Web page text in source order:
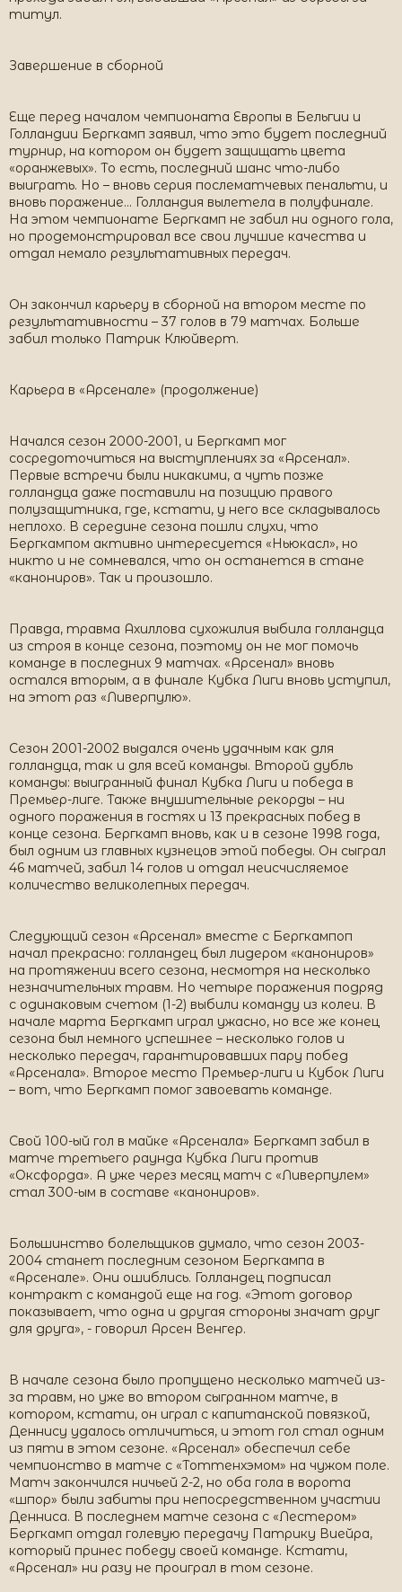
титул.
Завершение в сборной
Еще перед началом чемпионата Европы в Бельгии и
Голландии Бергкамп заявил, что это будет последний
турнир, на котором он будет защищать цвета
«оранжевых». То есть, последний шанс что-либо
выиграть. Но – вновь серия послематчевых пенальти, и
вновь поражение… Голландия вылетела в полуфинале.
На этом чемпионате Бергкамп не забил ни одного гола,
но продемонстрировал все свои лучшие качества и
отдал немало результативных передач.
Он закончил карьеру в сборной на втором месте по
результативности – 37 голов в 79 матчах. Больше
забил только Патрик Клюйверт.
Карьера в «Арсенале» (продолжение)
Начался сезон 2000-2001, и Бергкамп мог
сосредоточиться на выступлениях за «Арсенал».
Первые встречи были никакими, а чуть позже
голландца даже поставили на позицию правого
полузащитника, где, кстати, у него все складывалось
неплохо. В середине сезона пошли слухи, что
Бергкампом активно интересуется «Ньюкасл», но
никто и не сомневался, что он останется в стане
«канониров». Так и произошло.
Правда, травма Ахиллова сухожилия выбила голландца
из строя в конце сезона, поэтому он не мог помочь
команде в последних 9 матчах. «Арсенал» вновь
остался вторым, а в финале Кубка Лиги вновь уступил,
на этот раз «Ливерпулю».
Сезон 2001-2002 выдался очень удачным как для
голландца, так и для всей команды. Второй дубль
команды: выигранный финал Кубка Лиги и победа в
Премьер-лиге. Также внушительные рекорды – ни
одного поражения в гостях и 13 прекрасных побед в
конце сезона. Бергкамп вновь, как и в сезоне 1998 года,
был одним из главных кузнецов этой победы. Он сыграл
46 матчей, забил 14 голов и отдал неисчисляемое
количество великолепных передач.
Следующий сезон «Арсенал» вместе с Бергкампоп
начал прекрасно: голландец был лидером «канониров»
на протяжении всего сезона, несмотря на несколько
незначительных травм. Но четыре поражения подряд
с одинаковым счетом (1-2) выбили команду из колеи. В
начале марта Бергкамп играл ужасно, но все же конец
сезона был немного успешнее – несколько голов и
несколько передач, гарантировавших пару побед
«Арсенала». Второе место Премьер-лиги и Кубок Лиги
– вот, что Бергкамп помог завоевать команде.
Свой 100-ый гол в майке «Арсенала» Бергкамп забил в
матче третьего раунда Кубка Лиги против
«Оксфорда». А уже через месяц матч с «Ливерпулем»
стал 300-ым в составе «канониров».
Большинство болельщиков думало, что сезон 2003-
2004 станет последним сезоном Бергкампа в
«Арсенале». Они ошиблись. Голландец подписал
контракт с командой еще на год. «Этот договор
показывает, что одна и другая стороны значат друг
для друга», - говорил Арсен Венгер.
В начале сезона было пропущено несколько матчей из-
за травм, но уже во втором сыгранном матче, в
котором, кстати, он играл с капитанской повязкой,
Деннису удалось отличиться, и этот гол стал одним
из пяти в этом сезоне. «Арсенал» обеспечил себе
чемпионство в матче с «Тоттенхэмом» на чужом поле.
Матч закончился ничьей 2-2, но оба гола в ворота
«шпор» были забиты при непосредственном участии
Денниса. В последнем матче сезона с «Лестером»
Бергкамп отдал голевую передачу Патрику Виейра,
который принес победу своей команде. Кстати,
«Арсенал» ни разу не проиграл в том сезоне.